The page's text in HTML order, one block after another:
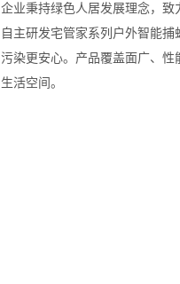
企业秉持绿色人居发展理念，致
自主研发宅管家系列户外智能
污染更安心。产品覆盖面广、
生活空间。